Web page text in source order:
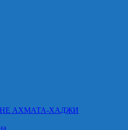
АХМАТА-ХАДЖИ